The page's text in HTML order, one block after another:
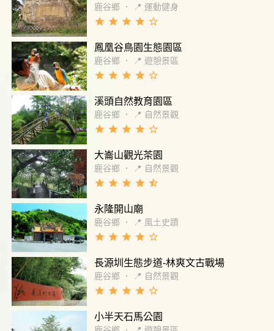
鹿谷鄉 ． 📍 運動健身
grade grade grade grade star_border
鳳凰谷鳥園生態園區
鹿谷鄉 ． 📍 遊憩景區
grade grade grade grade star_border
溪頭自然教育園區
鹿谷鄉 ． 📍 自然景觀
grade grade grade grade star_border
大崙山觀光茶園
鹿谷鄉 ． 📍 自然景觀
grade grade grade grade star_half
永隆開山廟
鹿谷鄉 ． 📍 風土史蹟
grade grade grade grade star_border
長源圳生態步道-林爽文古戰場
鹿谷鄉 ． 📍 自然景觀
grade grade grade grade star_border
小半天石馬公園